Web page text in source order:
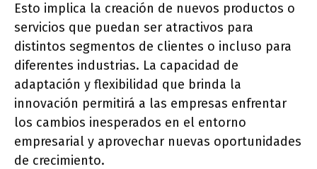
Esto implica la creación de nuevos productos o
servicios que puedan ser atractivos para
distintos segmentos de clientes o incluso para
diferentes industrias. La capacidad de
adaptación y flexibilidad que brinda la
innovación permitirá a las empresas enfrentar
los cambios inesperados en el entorno
empresarial y aprovechar nuevas oportunidades
de crecimiento.